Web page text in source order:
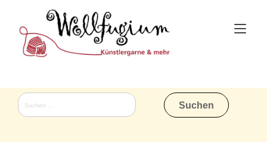
content
Suchen
nach: